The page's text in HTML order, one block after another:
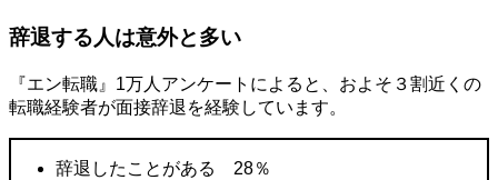
辞退する人は意外と多い
『エン転職』1万人アンケートによると、およそ３割近くの
転職経験者が面接辞退を経験しています。
辞退したことがある 28％